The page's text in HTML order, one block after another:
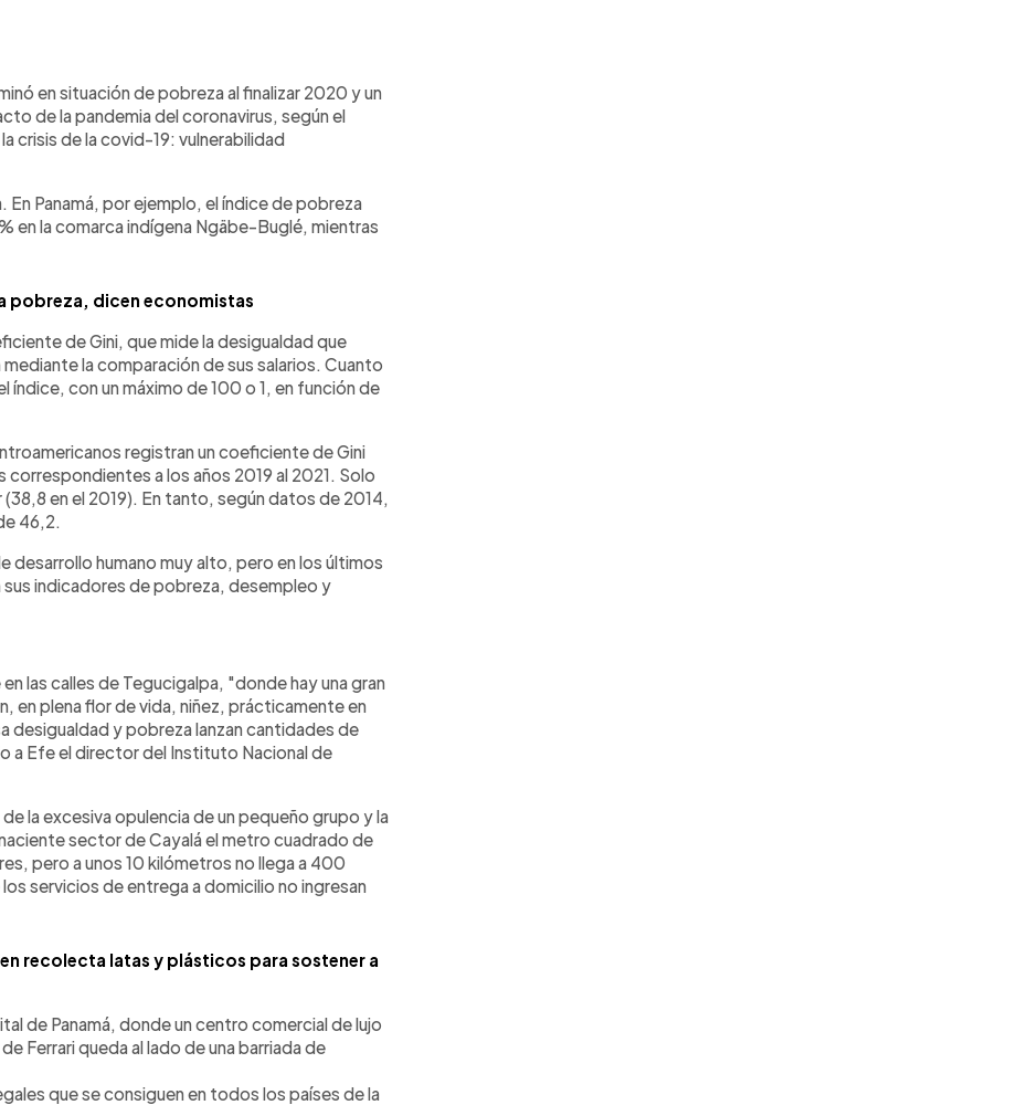
en situación de pobreza al finalizar 2020 y un
de la pandemia del coronavirus, según el
crisis de la covid-19: vulnerabilidad
En Panamá, por ejemplo, el índice de pobreza
en la comarca indígena Ngäbe-Buglé, mientras
pobreza, dicen economistas
de Gini, que mide la desigualdad que
la comparación de sus salarios. Cuanto
índice, con un máximo de 100 o 1, en función de
registran un coeficiente de Gini
a los años 2019 al 2021. Solo
en el 2019). En tanto, según datos de 2014,
46,2.
desarrollo humano muy alto, pero en los últimos
indicadores de pobreza, desempleo y
las calles de Tegucigalpa, "donde hay una gran
en plena flor de vida, niñez, prácticamente en
desigualdad y pobreza lanzan cantidades de
a Efe el director del Instituto Nacional de
la excesiva opulencia de un pequeño grupo y la
sector de Cayalá el metro cuadrado de
pero a unos 10 kilómetros no llega a 400
servicios de entrega a domicilio no ingresan
recolecta latas y plásticos para sostener a
de Panamá, donde un centro comercial de lujo
Ferrari queda al lado de una barriada de
que se consiguen en todos los países de la